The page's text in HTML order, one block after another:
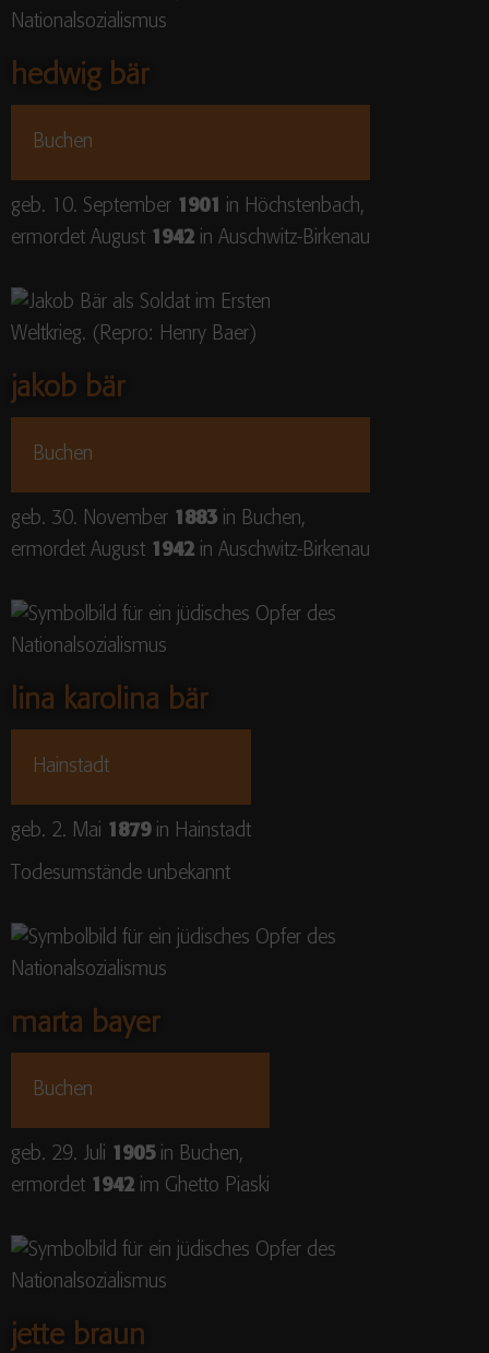
hedwig bär
Buchen
geb. 10. September 1901 in Höchstenbach,
ermordet August 1942 in Auschwitz-Birkenau
jakob bär
Buchen
geb. 30. November 1883 in Buchen,
ermordet August 1942 in Auschwitz-Birkenau
lina karolina bär
Hainstadt
geb. 2. Mai 1879in Hainstadt
Todesumstände unbekannt
marta bayer
Buchen
geb. 29. Juli 1905in Buchen,
ermordet 1942 im Ghetto Piaski
jette braun